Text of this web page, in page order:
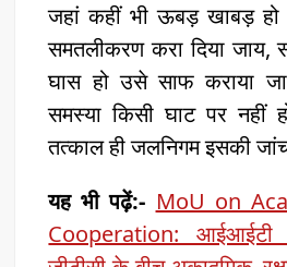
जहां कहीं भी ऊबड़ खाबड़
समतलीकरण करा दिया जाय,
घास हो उसे साफ कराया
समस्या किसी घाट पर नहीं
तत्काल ही जलनिगम इसकी
यह भी पढ़ें:- MoU on
Cooperation: